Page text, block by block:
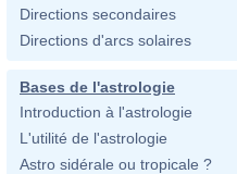
Directions secondaires
Directions d'arcs solaires
Bases de l'astrologie
Introduction à l'astrologie
L'utilité de l'astrologie
Astro sidérale ou tropicale ?